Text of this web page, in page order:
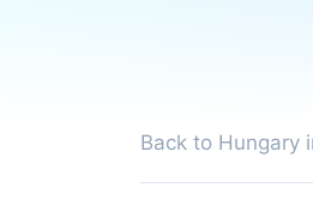
Back to Hungary